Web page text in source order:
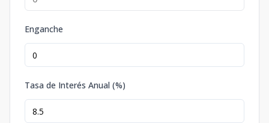
Enganche
Tasa de Interés Anual (%)